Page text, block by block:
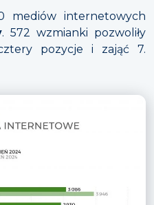
mediów internetowych
. 572 wzmianki pozwoliły
pozycje i zająć 7.